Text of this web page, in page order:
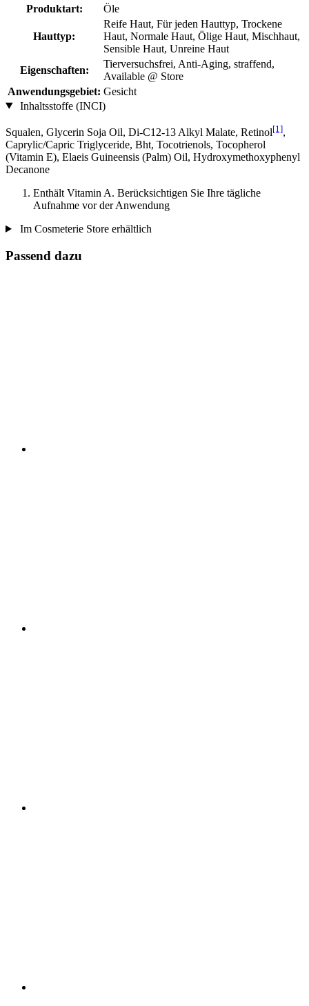
Produktart:
Öle
Hauttyp:
Reife Haut, Für jeden Hauttyp, Trockene
Haut, Normale Haut, Ölige Haut, Mischhaut,
Sensible Haut, Unreine Haut
Eigenschaften:
Tierversuchsfrei, Anti-Aging, straffend,
Available @ Store
Anwendungsgebiet: Gesicht
Inhaltsstoffe (INCI)
Squalen, Glycerin Soja Oil, Di-C12-13 Alkyl Malate, Retinol[1],
Caprylic/Capric Triglyceride, Bht, Tocotrienols, Tocopherol
(Vitamin E), Elaeis Guineensis (Palm) Oil, Hydroxymethoxyphenyl
Decanone
Enthält Vitamin A. Berücksichtigen Sie Ihre tägliche
Aufnahme vor der Anwendung
Im Cosmeterie Store erhältlich
Passend dazu